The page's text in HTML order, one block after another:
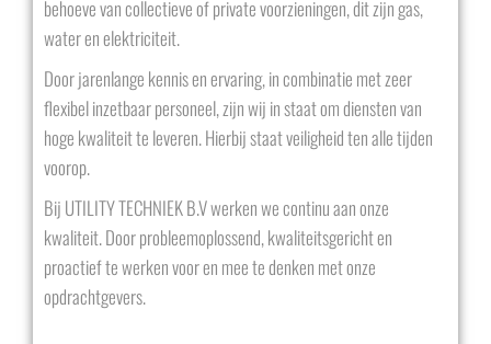
behoeve van collectieve of private voorzieningen, dit zijn gas,
water en elektriciteit.
Door jarenlange kennis en ervaring, in combinatie met zeer
flexibel inzetbaar personeel, zijn wij in staat om diensten van
hoge kwaliteit te leveren. Hierbij staat veiligheid ten alle tijden
voorop.
Bij UTILITY TECHNIEK B.V werken we continu aan onze
kwaliteit. Door probleemoplossend, kwaliteitsgericht en
proactief te werken voor en mee te denken met onze
opdrachtgevers.